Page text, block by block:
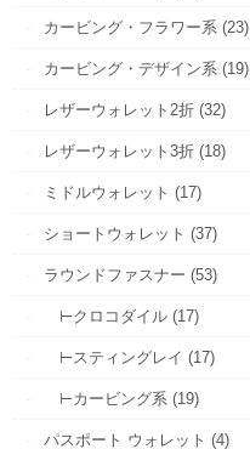
カービング・フラワー系 (23)
カービング・デザイン系 (19)
レザーウォレット2折 (32)
レザーウォレット3折 (18)
ミドルウォレット (17)
ショートウォレット (37)
ラウンドファスナー (53)
⊢クロコダイル (17)
⊢スティングレイ (17)
⊢カービング系 (19)
パスポート ウォレット (4)